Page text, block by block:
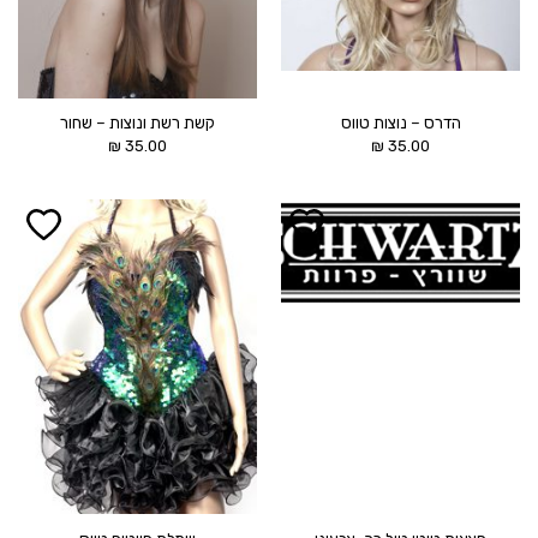
הדרס – נוצות טווס
35.00
₪
קשת רשת ונוצות – שחור
35.00
₪
הוסף ל
WISHLIST
הוסף ל
WISHLIST